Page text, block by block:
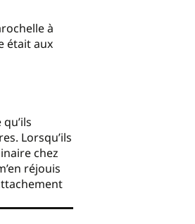
à
était aux
Lorsqu’ils
chez
réjouis